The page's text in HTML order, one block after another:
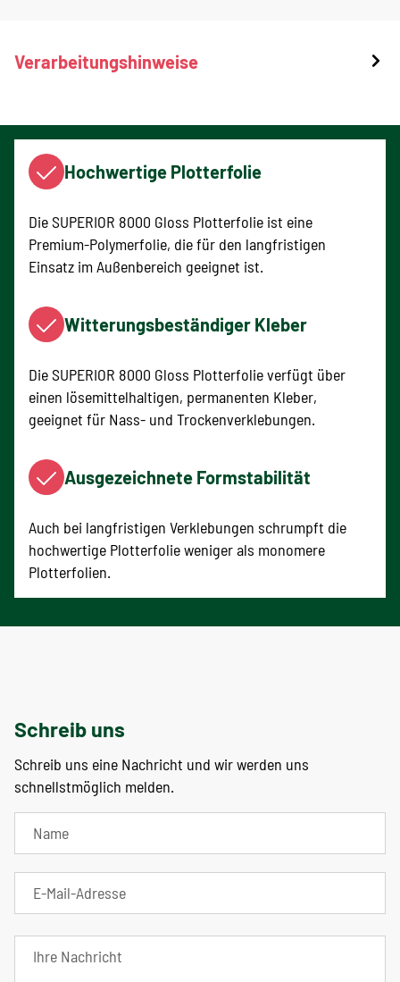
Verarbeitungshinweise
Hochwertige Plotterfolie
Die SUPERIOR 8000 Gloss Plotterfolie ist eine
Premium-Polymerfolie, die für den langfristigen
Einsatz im Außenbereich geeignet ist.
Witterungsbeständiger Kleber
Die SUPERIOR 8000 Gloss Plotterfolie verfügt über
einen lösemittelhaltigen, permanenten Kleber,
geeignet für Nass- und Trockenverklebungen.
Ausgezeichnete Formstabilität
Auch bei langfristigen Verklebungen schrumpft die
hochwertige Plotterfolie weniger als monomere
Plotterfolien.
Schreib uns
Schreib uns eine Nachricht und wir werden uns
schnellstmöglich melden.